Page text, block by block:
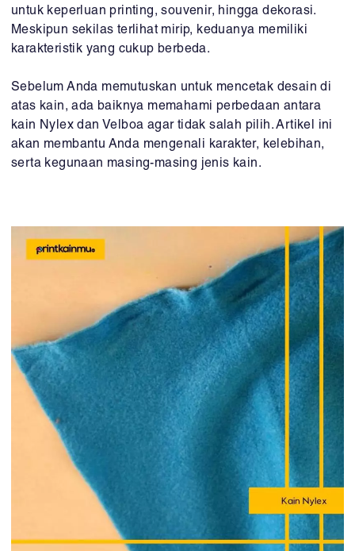
untuk keperluan printing, souvenir, hingga dekorasi.
Meskipun sekilas terlihat mirip, keduanya memiliki
karakteristik yang cukup berbeda.
Sebelum Anda memutuskan untuk mencetak desain di
atas kain, ada baiknya memahami perbedaan antara
kain Nylex dan Velboa agar tidak salah pilih. Artikel ini
akan membantu Anda mengenali karakter, kelebihan,
serta kegunaan masing-masing jenis kain.